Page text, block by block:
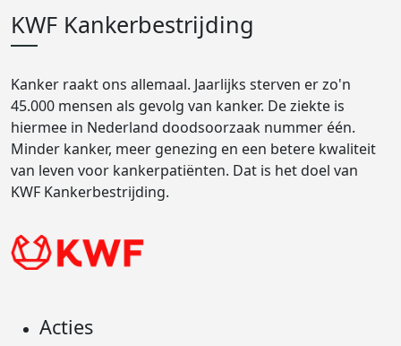
KWF Kankerbestrijding
Kanker raakt ons allemaal. Jaarlijks sterven er zo'n
45.000 mensen als gevolg van kanker. De ziekte is
hiermee in Nederland doodsoorzaak nummer één.
Minder kanker, meer genezing en een betere kwaliteit
van leven voor kankerpatiënten. Dat is het doel van
KWF Kankerbestrijding.
Acties